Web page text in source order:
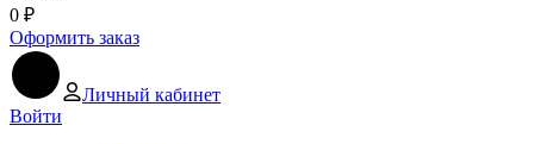
0 ₽
Оформить заказ
Личный кабинет
Войти